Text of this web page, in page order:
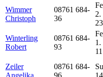
Wimmer
Christoph
08761 684-
36
2.
23
Winterling
Robert
08761 684-
93
1.
11
Zeiler
Angelika
08761 684-
96
14